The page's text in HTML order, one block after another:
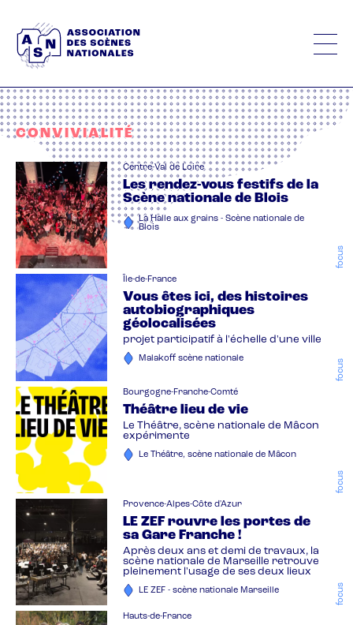
contenu
principal
CONVIVIALITÉ
Centre-Val de Loire
Les rendez-vous festifs de la
Scène nationale de Blois
La Halle aux grains - Scène nationale de
Blois
focus
Île-de-France
Vous êtes ici, des histoires
autobiographiques
géolocalisées
projet participatif à l'échelle d'une ville
Malakoff scène nationale focus
Bourgogne-Franche-Comté
Théâtre lieu de vie
Le Théâtre, scène nationale de Mâcon
expérimente
Le Théâtre, scène nationale de Mâcon
focus
Provence-Alpes-Côte d'Azur
LE ZEF rouvre les portes de
sa Gare Franche !
Après deux ans et demi de travaux, la
scène nationale de Marseille retrouve
pleinement l'usage de ses deux lieux
LE ZEF - scène nationale Marseille focus
Hauts-de-France